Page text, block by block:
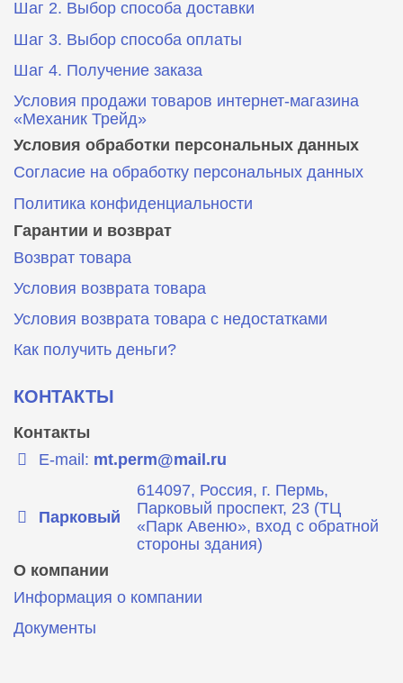
Шаг 2. Выбор способа доставки
Шаг 3. Выбор способа оплаты
Шаг 4. Получение заказа
Условия продажи товаров интернет-магазина
«Механик Трейд»
Условия обработки персональных данных
Согласие на обработку персональных данных
Политика конфиденциальности
Гарантии и возврат
Возврат товара
Условия возврата товара
Условия возврата товара с недостатками
Как получить деньги?
КОНТАКТЫ
Контакты
E-mail: mt.perm@mail.ru
Парковый
614097, Россия, г. Пермь,
Парковый проспект, 23 (ТЦ
«Парк Авеню», вход с обратной
стороны здания)
О компании
Информация о компании
Документы